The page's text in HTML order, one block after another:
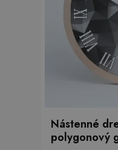
Nástenné
polygonový